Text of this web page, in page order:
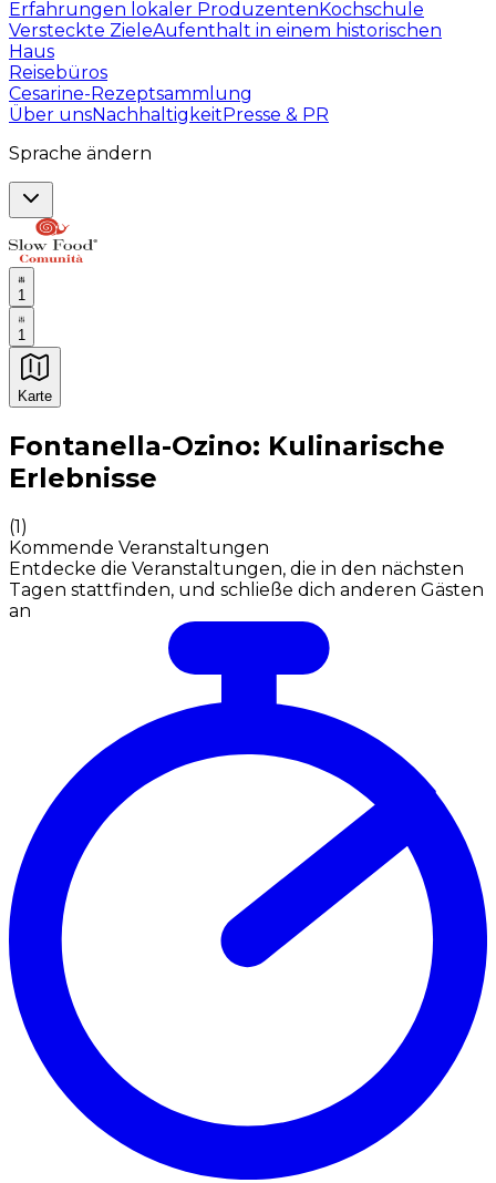
Erfahrungen lokaler ProduzentenKochschule
Versteckte ZieleAufenthalt in einem historischen
Haus
Reisebüros
Cesarine-Rezeptsammlung
Über unsNachhaltigkeitPresse & PR
Sprache ändern
1
1
Karte
Unvergessliche kulinarische Erlebnisse:
Fontanella-Ozino: Kulinarische
Erlebnisse
(1)
Kommende Veranstaltungen
Entdecke die Veranstaltungen, die in den nächsten
Tagen stattfinden, und schließe dich anderen Gästen
an